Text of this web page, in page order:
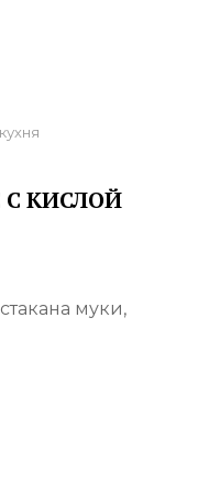
КИСЛОЙ
муки,